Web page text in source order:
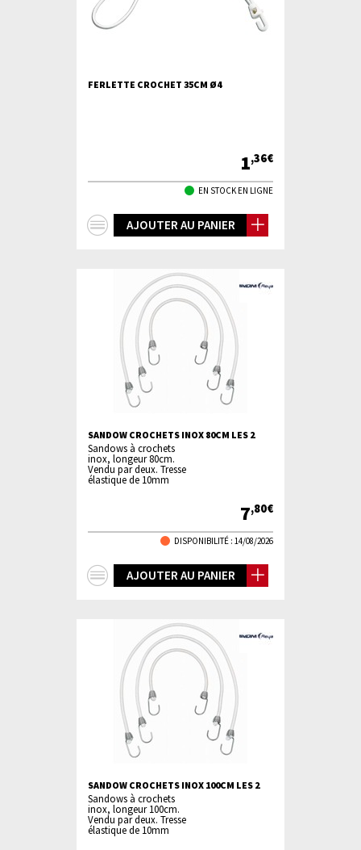
FERLETTE CROCHET 35CM Ø4
1,36€
EN STOCK EN LIGNE
AJOUTER AU PANIER
SANDOW CROCHETS INOX 80CM LES 2
Sandows à crochets
inox, longeur 80cm.
Vendu par deux. Tresse
élastique de 10mm
7,80€
DISPONIBILITÉ : 14/08/2026
AJOUTER AU PANIER
SANDOW CROCHETS INOX 100CM LES 2
Sandows à crochets
inox, longeur 100cm.
Vendu par deux. Tresse
élastique de 10mm